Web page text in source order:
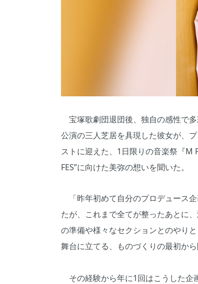
宝塚歌劇団退団後、独自の感性で
公演の三人芝居を具現した彼女が、
ストに迎えた、1日限りの音楽祭『M
FES”に向けた美弥の想いを聞いた。
「昨年初めて自分のプロデュース
たが、これまで全てが整ったあとに
の準備や様々なセクションとのやり
舞台に立てる、ものづくりの最初か
その経験から年に1回はこうした企